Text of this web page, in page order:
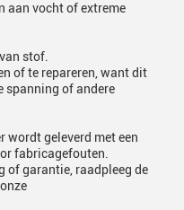
aan vocht of extreme
stof.
of te repareren, want dit
spanning of andere
wordt geleverd met een
fabricagefouten.
of garantie, raadpleeg de